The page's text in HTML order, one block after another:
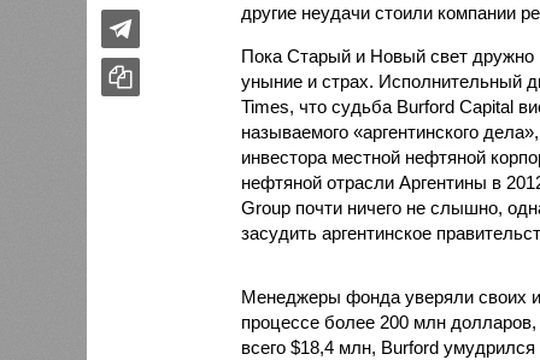
другие неудачи стоили компании
Пока Старый и Новый свет дружно
уныние и страх. Исполнительный
Times, что судьба Burford Capital
называемого «аргентинского
инвестора местной нефтяной
нефтяной отрасли Аргентины в
Group почти ничего не слышно,
засудить аргентинское
Менеджеры фонда уверяли своих
процессе более 200 млн
всего $18,4 млн, Burford